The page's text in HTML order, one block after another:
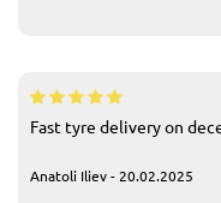
Fast tyre delivery on
Anatoli Iliev - 20.02.2025